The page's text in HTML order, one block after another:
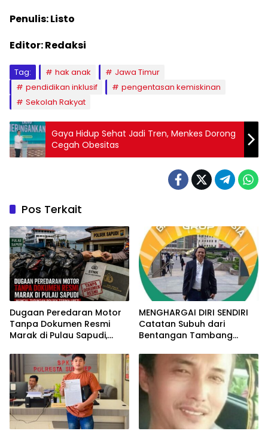
Penulis: Listo
Editor: Redaksi
Tag: hak anak
Jawa Timur
pendidikan inklusif
pengentasan kemiskinan
Sekolah Rakyat
Gaya Hidup Sehat Jadi Tren, Menkes Dorong
Cegah Obesitas
Pos Terkait
Dugaan Peredaran Motor
Tanpa Dokumen Resmi
Marak di Pulau Sapudi,
MENGHARGAI DIRI SENDIRI
Catatan Subuh dari
Bentangan Tambang